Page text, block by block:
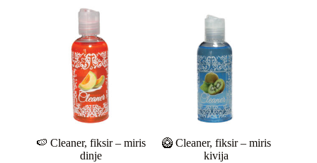
🍉 Cleaner, fiksir – miris
dinje
🥝 Cleaner, fiksir – miris
kivija